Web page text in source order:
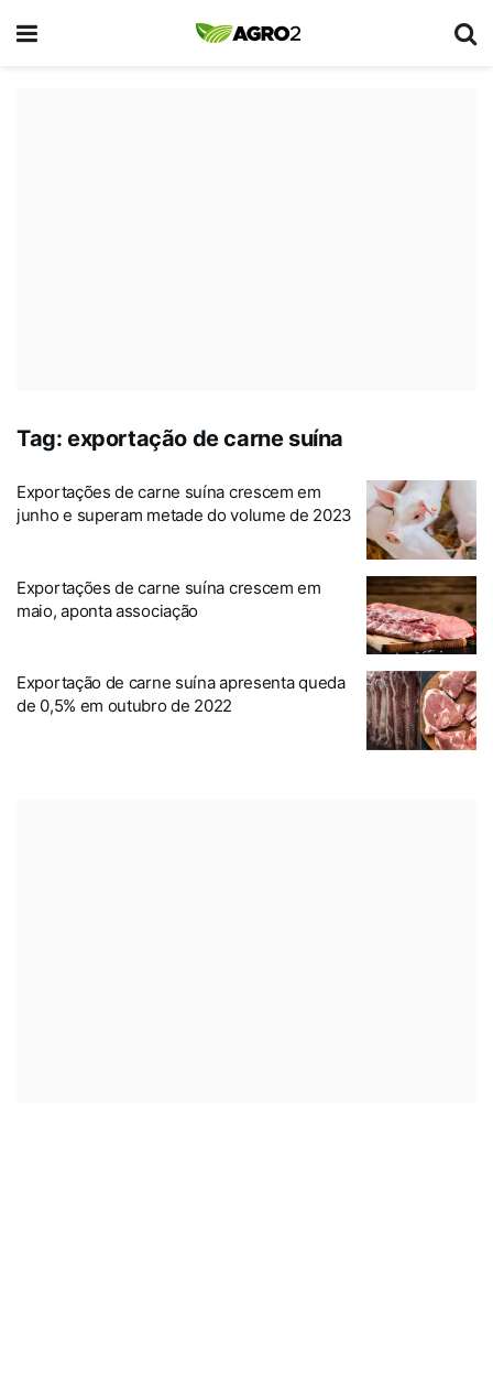
Tag: exportação de carne suína
Exportações de carne suína crescem em
junho e superam metade do volume de 2023
Exportações de carne suína crescem em
maio, aponta associação
Exportação de carne suína apresenta queda
de 0,5% em outubro de 2022